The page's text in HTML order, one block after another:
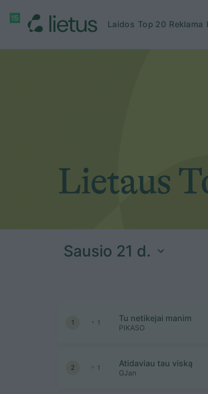
Laidos Top 20 Reklama
Lietaus
Sausio 21 d.
1 1 Tu netikejai manim
PIKASO
2 1 Atidaviau tau viską
GJan